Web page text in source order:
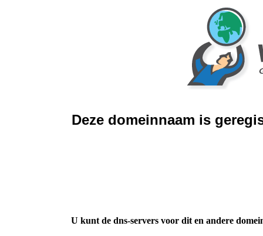
Deze domeinnaam is
U kunt de dns-servers voor dit en andere